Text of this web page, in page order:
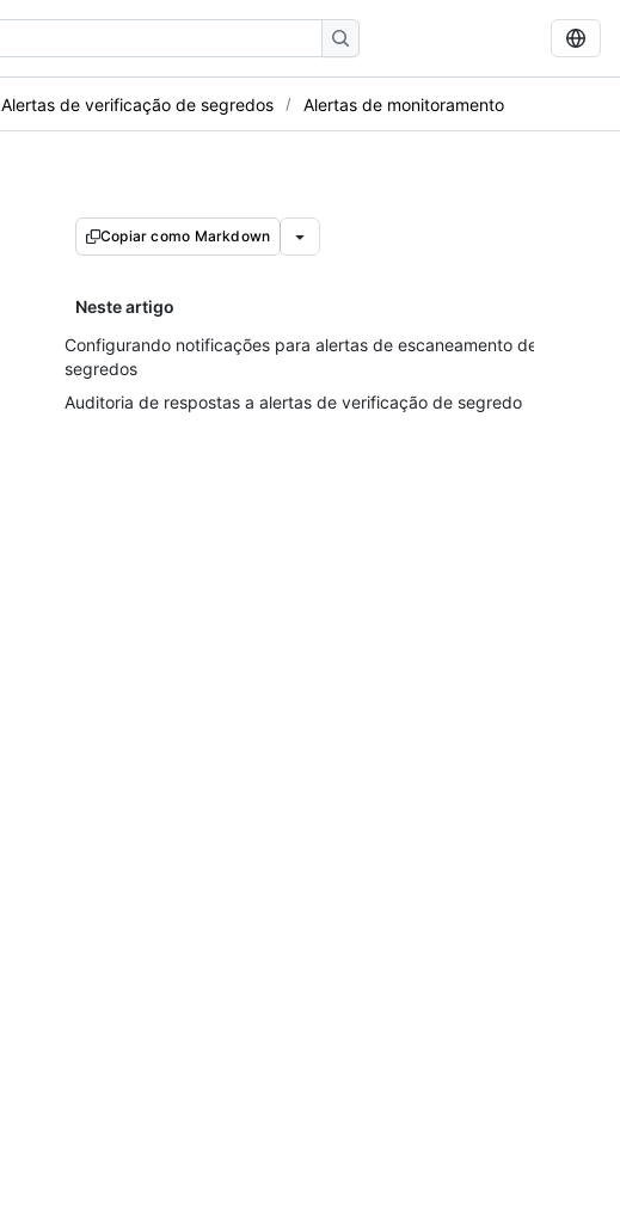
Alertas de verificação de segredos Alertas de monitoramento
Copiar como Markdown
Neste artigo
Configurando notificações para alertas de escaneamento de
segredos
Auditoria de respostas a alertas de verificação de segredo